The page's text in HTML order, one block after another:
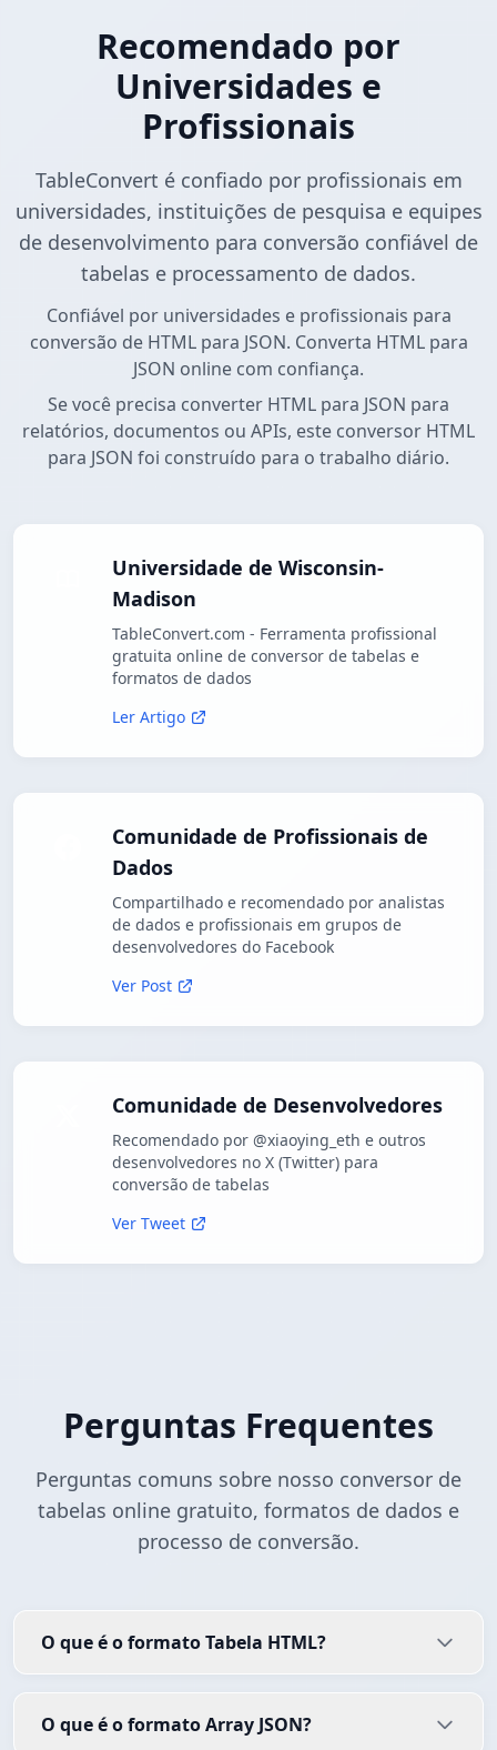
Recomendado por
Universidades e
Profissionais
TableConvert é confiado por profissionais em
universidades, instituições de pesquisa e equipes
de desenvolvimento para conversão confiável de
tabelas e processamento de dados.
Confiável por universidades e profissionais para
conversão de HTML para JSON. Converta HTML para
JSON online com confiança.
Se você precisa converter HTML para JSON para
relatórios, documentos ou APIs, este conversor HTML
para JSON foi construído para o trabalho diário.
Universidade de Wisconsin-
Madison
TableConvert.com - Ferramenta profissional
gratuita online de conversor de tabelas e
formatos de dados
Ler Artigo
Comunidade de Profissionais de
Dados
Compartilhado e recomendado por analistas
de dados e profissionais em grupos de
desenvolvedores do Facebook
Ver Post
Comunidade de Desenvolvedores
Recomendado por @xiaoying_eth e outros
desenvolvedores no X (Twitter) para
conversão de tabelas
Ver Tweet
Perguntas Frequentes
Perguntas comuns sobre nosso conversor de
tabelas online gratuito, formatos de dados e
processo de conversão.
O que é o formato Tabela HTML?
O que é o formato Array JSON?